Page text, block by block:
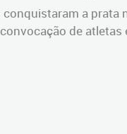
a prata
de atletas